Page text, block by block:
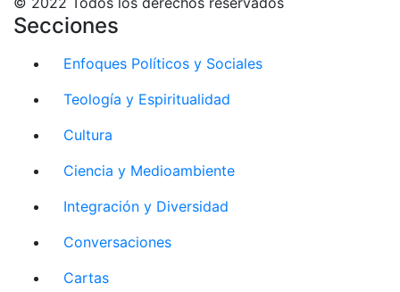
Secciones
Enfoques Políticos y Sociales
Teología y Espiritualidad
Cultura
Ciencia y Medioambiente
Integración y Diversidad
Conversaciones
Cartas